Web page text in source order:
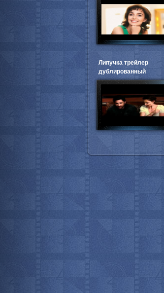
Липучка трейлер
дублированный